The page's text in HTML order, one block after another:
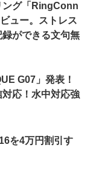
ング「RingConn
ュー。ストレス
ができる文句無
G07」発表！
応！水中対応強
を4万円割引す